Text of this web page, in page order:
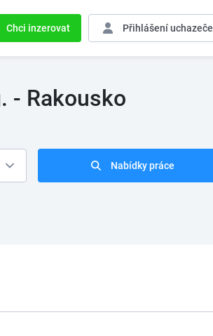
Chci inzerovat Přihlášeníuchazeče
- Rakousko
Nabídky práce